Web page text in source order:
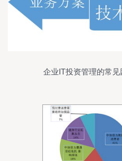
企业IT投资管理的常